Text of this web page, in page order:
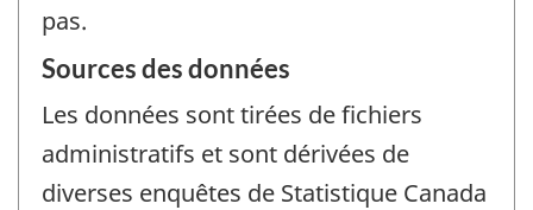
pas.
Sources des données
Les données sont tirées de fichiers
administratifs et sont dérivées de
diverses enquêtes de Statistique Canada